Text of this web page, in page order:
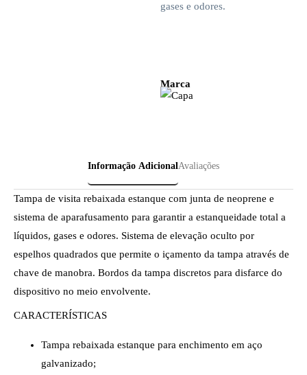
gases e odores.
Marca
Informação Adicional Avaliações
Tampa de visita rebaixada estanque com junta de neoprene e
sistema de aparafusamento para garantir a estanqueidade total a
líquidos, gases e odores. Sistema de elevação oculto por
espelhos quadrados que permite o içamento da tampa através de
chave de manobra. Bordos da tampa discretos para disfarce do
dispositivo no meio envolvente.
CARACTERÍSTICAS
Tampa rebaixada estanque para enchimento em aço
galvanizado;